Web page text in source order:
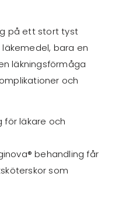
på ett stort tyst
bara en
läkningsförmåga
och
för läkare och
behandling får
som